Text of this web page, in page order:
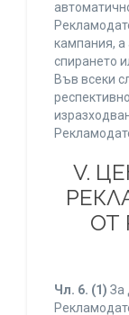
кампания, а
спирането
Във всеки
V.
ОТ
Чл. 6. (1) За